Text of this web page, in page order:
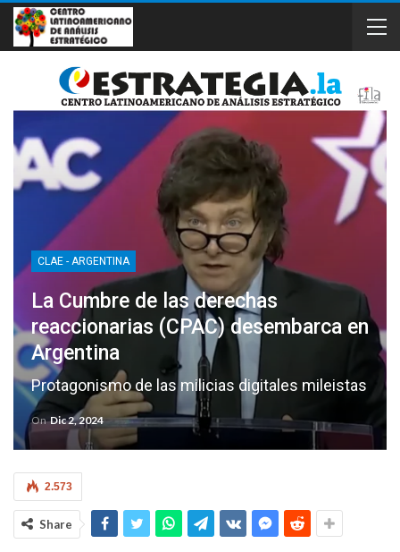
CLAE - ARGENTINA
La Cumbre de las derechas
reaccionarias (CPAC) desembarca en
Argentina
Protagonismo de las milicias digitales mileistas
OnDic 2, 2024
2.573
Share